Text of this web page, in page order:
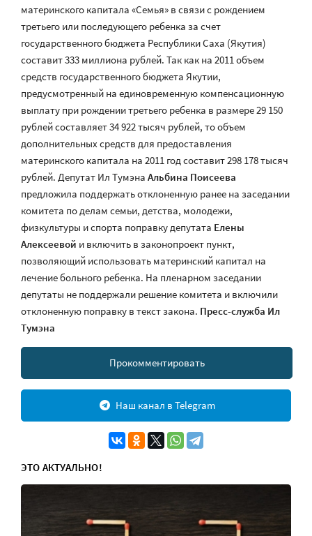
материнского капитала «Семья» в связи с рождением
третьего или последующего ребенка за счет
государственного бюджета Республики Саха (Якутия)
составит 333 миллиона рублей. Так как на 2011 объем
средств государственного бюджета Якутии,
предусмотренный на единовременную компенсационную
выплату при рождении третьего ребенка в размере 29 150
рублей составляет 34 922 тысяч рублей, то объем
дополнительных средств для предоставления
материнского капитала на 2011 год составит 298 178 тысяч
рублей. Депутат Ил Тумэна Альбина Поисеева
предложила поддержать отклоненную ранее на заседании
комитета по делам семьи, детства, молодежи,
физкультуры и спорта поправку депутата Елены
Алексеевой и включить в законопроект пункт,
позволяющий использовать материнский капитал на
лечение больного ребенка. На пленарном заседании
депутаты не поддержали решение комитета и включили
отклоненную поправку в текст закона. Пресс-служба Ил
Тумэна
Прокомментировать
Наш канал в Telegram
ЭТО АКТУАЛЬНО!